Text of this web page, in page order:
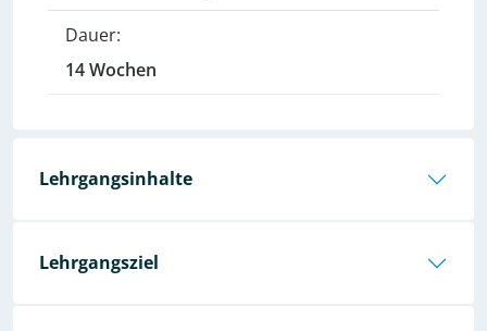
Dauer:
14 Wochen
Lehrgangsinhalte
Lehrgangsziel